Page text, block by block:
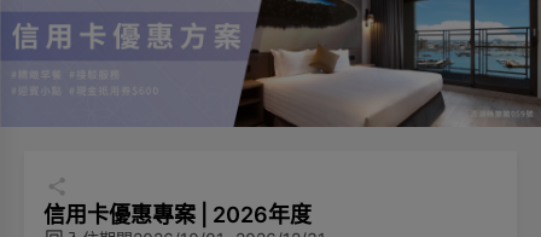
信用卡優惠專案 | 2026年度